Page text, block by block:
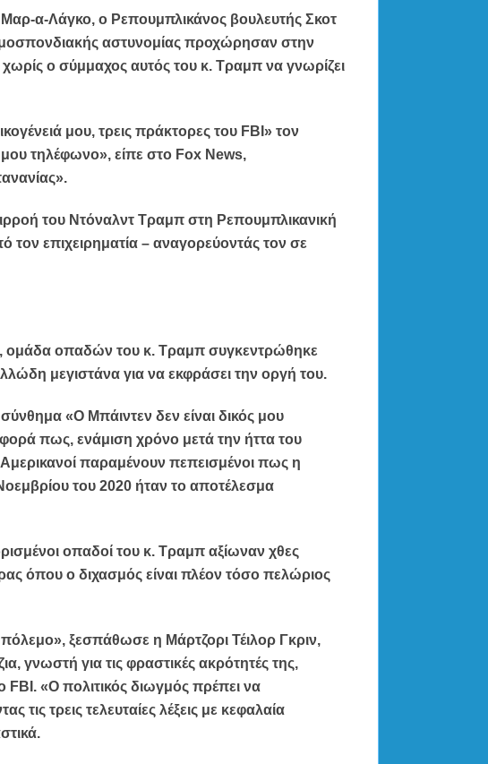
α-Λάγκο, ο Ρεπουμπλικάνος βουλευτής Σκοτ
αστυνομίας προχώρησαν στην
ο σύμμαχος αυτός του κ. Τραμπ να γνωρίζει
μου, τρεις πράκτορες του FBI» τον
τηλέφωνο», είπε στο Fox News,
του Ντόναλντ Τραμπ στη Ρεπουμπλικανική
επιχειρηματία – αναγορεύοντάς τον σε
ομάδα οπαδών του κ. Τραμπ συγκεντρώθηκε
μεγιστάνα για να εκφράσει την οργή του.
«Ο Μπάιντεν δεν είναι δικός μου
πως, ενάμιση χρόνο μετά την ήττα του
παραμένουν πεπεισμένοι πως η
του 2020 ήταν το αποτέλεσμα
οπαδοί του κ. Τραμπ αξίωναν χθες
όπου ο διχασμός είναι πλέον τόσο πελώριος
ξεσπάθωσε η Μάρτζορι Τέιλορ Γκριν,
γνωστή για τις φραστικές ακρότητές της,
FBI. «Ο πολιτικός διωγμός πρέπει να
τρεις τελευταίες λέξεις με κεφαλαία